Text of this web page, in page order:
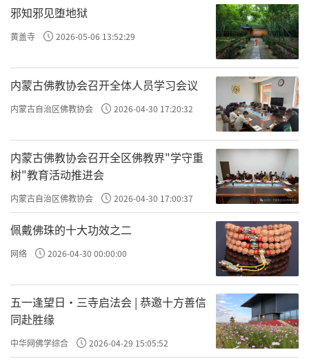
邪知邪见堕地狱
黄盖寺 2026-05-06 13:52:29
内蒙古佛教协会召开全体人员学习会议
内蒙古自治区佛教协会 2026-04-30 17:20:32
内蒙古佛教协会召开全区佛教界"学守重
树"教育活动推进会
内蒙古自治区佛教协会 2026-04-30 17:00:37
佩戴佛珠的十大功效之二
网络 2026-04-30 00:00:00
五一逢望日・三寺启法会 | 恭邀十方善信
同赴胜缘
中华网佛学综合 2026-04-29 15:05:52